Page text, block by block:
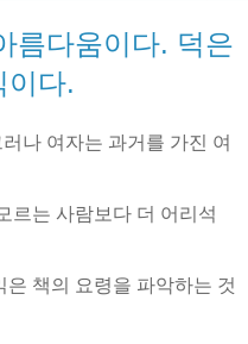
름다움이다. 덕은
이다.
나 여자는 과거를 가진 여
르는 사람보다 더 어리석
책의 요령을 파악하는 것